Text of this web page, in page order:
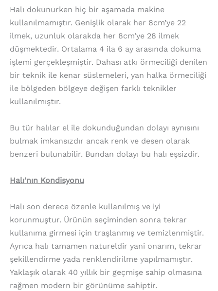
Halı dokunurken hiç bir aşamada makine
kullanılmamıştır. Genişlik olarak her 8cm’ye 22
ilmek, uzunluk olarakda her 8cm’ye 28 ilmek
düşmektedir. Ortalama 4 ila 6 ay arasında dokuma
işlemi gerçekleşmiştir. Dahası atkı örmeciliği denilen
bir teknik ile kenar süslemeleri, yan halka örmeciliği
ile bölgeden bölgeye değişen farklı teknikler
kullanılmıştır.
Bu tür halılar el ile dokunduğundan dolayı aynısını
bulmak imkansızdır ancak renk ve desen olarak
benzeri bulunabilir. Bundan dolayı bu halı eşsizdir.
Halı’nın Kondisyonu
Halı son derece özenle kullanılmış ve iyi
korunmuştur. Ürünün seçiminden sonra tekrar
kullanıma girmesi için traşlanmış ve temizlenmiştir.
Ayrıca halı tamamen natureldir yani onarım, tekrar
şekillendirme yada renklendirilme yapılmamıştır.
Yaklaşık olarak 40 yıllık bir geçmişe sahip olmasına
rağmen modern bir görünüme sahiptir.